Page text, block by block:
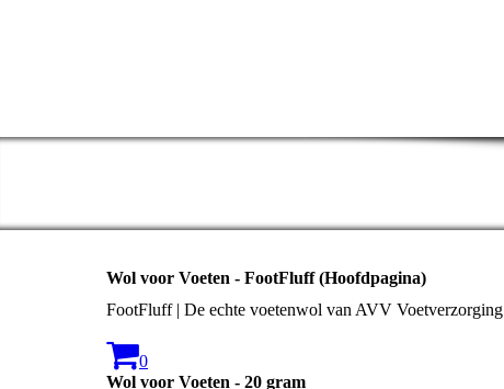
Wol voor Voeten - FootFluff (Hoofdpagina)
FootFluff | De echte voetenwol van AVV Voetverzorging
0
Wol voor Voeten - 20 gram